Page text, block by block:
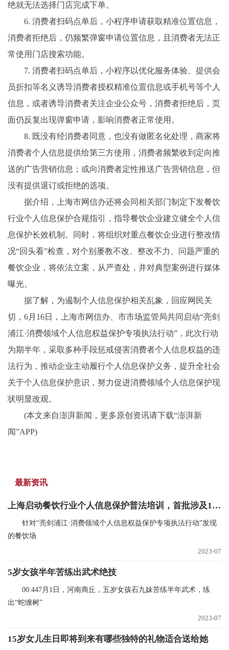
绝就无法选择门店完成下单。
6. 消费者扫码点单后，小程序申请获取精准位置信息，
消费者拒绝后，仍频繁弹窗申请位置信息，且消费者无法正
常使用门店搜索功能。
7. 消费者扫码点单后，小程序以优化服务体验、提供会
员折扣等名义诱导消费者授权精准位置信息或手机号等个人
信息，或者诱导消费者关注企业公众号，消费者拒绝后，页
面仍反复出现弹窗申请，影响消费者正常使用。
8. 既没有经消费者同意，也没有做匿名化处理，商家将
消费者个人信息提供给第三方使用，消费者频繁收到定向推
送的广告营销信息；或向消费者定性推送广告营销信息，但
没有提供退订或拒绝的选项。
据介绍，上海市网信办还将会同相关部门制定下发餐饮
行业个人信息保护合规指引，指导餐饮企业建立健全个人信
息保护长效机制。同时，将组织对重点餐饮企业进行整改情
况“回头看”检查，对个别屡教不改、整改不力、问题严重的
餐饮企业，将依法立案，从严查处，并对典型案例进行媒体
曝光。
据了解，为遏制个人信息保护相关乱象，回应网民关
切，6月16日，上海市网信办、市市场监管局共同启动“亮剑
浦江·消费领域个人信息权益保护专项执法行动”，此次行动
为期半年，采取多种手段惩戒侵害消费者个人信息权益的违
法行为，推动企业主动履行个人信息保护义务，提升全社会
关于个人信息保护意识，努力促进消费领域个人信息保护现
状明显改观。
(本文来自澎湃新闻，更多原创资讯请下载“澎湃新
闻”APP)
最新资讯
上海启动餐饮行业个人信息保护普法培训，首批涉及1.6万家门店 全球百事通
针对“亮剑浦江·消费领域个人信息权益保护专项执法行动”发现
的餐饮场
2023-07
5岁女孩半年苦练出武术绝技
00:447月1日，河南商丘，五岁女孩石九妹苦练半年武术，练
出“蛇缠树”
2023-07
15岁女儿生日即将到来有哪些独特的礼物适合送给她